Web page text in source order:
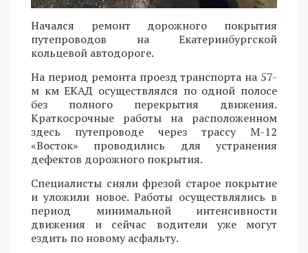
Начался ремонт дорожного покрытия
путепроводов на Екатеринбургской
кольцевой автодороге.
На период ремонта проезд транспорта на 57-
м км ЕКАД осуществлялся по одной полосе
без полного перекрытия движения.
Краткосрочные работы на расположенном
здесь путепроводе через трассу М-12
«Восток» проводились для устранения
дефектов дорожного покрытия.
Специалисты сняли фрезой старое покрытие
и уложили новое. Работы осуществлялись в
период минимальной интенсивности
движения и сейчас водители уже могут
ездить по новому асфальту.